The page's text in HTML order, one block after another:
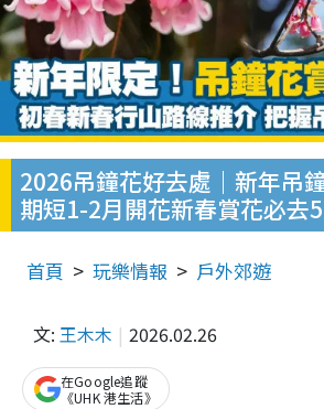
2026吊鐘花好去處｜新年吊
期短1-2月開花新春賞花必去
首頁 玩樂情報 戶外郊遊
文: 王木木 2026.02.26
在Google追蹤
《UHK 港生活》